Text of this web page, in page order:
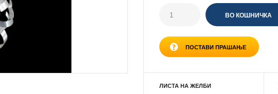
ПОСТАВИ ПРАШАЊЕ
ЛИСТА НА ЖЕЛБИ